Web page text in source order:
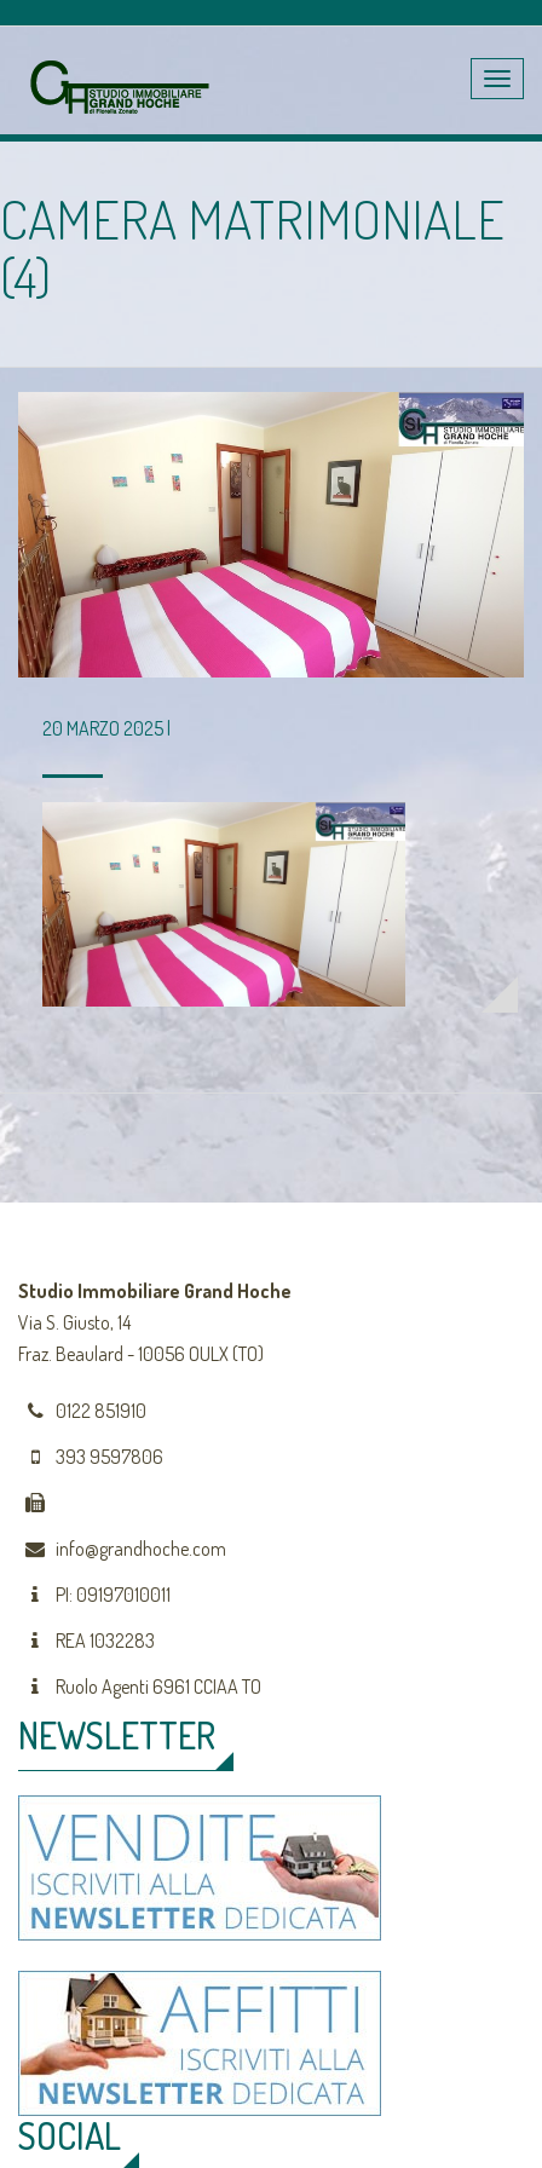
Toggle
CAMERA MATRIMONIALE
(4)
20 MARZO 2025 |
Studio Immobiliare Grand Hoche
Via S. Giusto, 14
Fraz. Beaulard - 10056 OULX (TO)
0122 851910
393 9597806
info@grandhoche.com
PI: 09197010011
REA 1032283
Ruolo Agenti 6961 CCIAA TO
NEWSLETTER
SOCIAL